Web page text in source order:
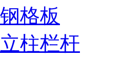
格板
柱栏杆